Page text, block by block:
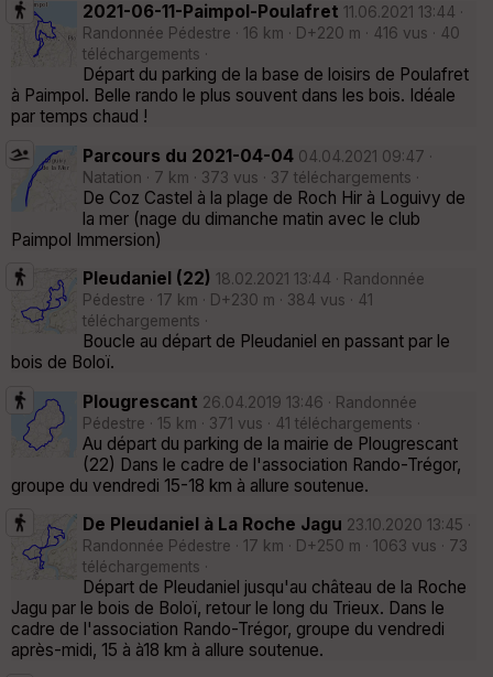
2021-06-11-Paimpol-Poulafret 11.06.2021 13:44 ·
Randonnée Pédestre · 16 km · D+220 m · 416 vus · 40
téléchargements ·
Départ du parking de la base de loisirs de Poulafret
à Paimpol. Belle rando le plus souvent dans les bois. Idéale
par temps chaud !
Parcours du 2021-04-04 04.04.2021 09:47 ·
Natation · 7 km · 373 vus · 37 téléchargements ·
De Coz Castel à la plage de Roch Hir à Loguivy de
la mer (nage du dimanche matin avec le club
Paimpol Immersion)
Pleudaniel (22) 18.02.2021 13:44 · Randonnée
Pédestre · 17 km · D+230 m · 384 vus · 41
téléchargements ·
Boucle au départ de Pleudaniel en passant par le
bois de Boloï.
Plougrescant 26.04.2019 13:46 · Randonnée
Pédestre · 15 km · 371 vus · 41 téléchargements ·
Au départ du parking de la mairie de Plougrescant
(22) Dans le cadre de l'association Rando-Trégor,
groupe du vendredi 15-18 km à allure soutenue.
De Pleudaniel à La Roche Jagu 23.10.2020 13:45 ·
Randonnée Pédestre · 17 km · D+250 m · 1063 vus · 73
téléchargements ·
Départ de Pleudaniel jusqu'au château de la Roche
Jagu par le bois de Boloï, retour le long du Trieux. Dans le
cadre de l'association Rando-Trégor, groupe du vendredi
après-midi, 15 à à18 km à allure soutenue.